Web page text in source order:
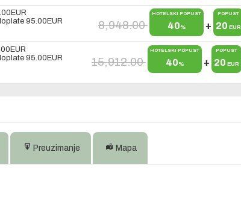
EUR
95.00 EUR 8,948.00
HOTELSKI POPUST
40% +
POPUST
20 EUR
EUR
95.00 EUR 15,912.00
HOTELSKI POPUST
40% +
POPUST
20 EUR
Preuzimanje Mapa